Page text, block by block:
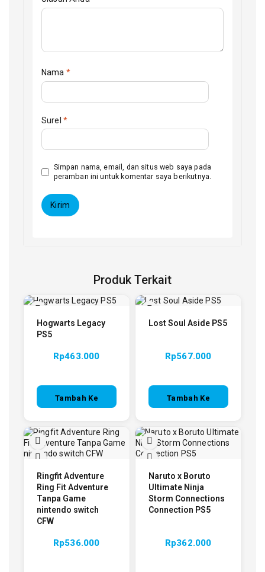
Nama *
Surel *
Simpan nama, email, dan situs web saya pada
peramban ini untuk komentar saya berikutnya.
Produk Terkait
Hogwarts Legacy
PS5
Rp463.000
Tambah Ke
Lost Soul Aside PS5
Rp567.000
Tambah Ke
Ringfit Adventure
Ring Fit Adventure
Tanpa Game
nintendo switch
CFW
Rp536.000
Naruto x Boruto
Ultimate Ninja
Storm Connections
Connection PS5
Rp362.000